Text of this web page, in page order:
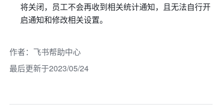
将关闭，员工不会再收到相关统计通知，且无法自行开
启通知和修改相关设置。
作者： 飞书帮助中心
最后更新于2023/05/24